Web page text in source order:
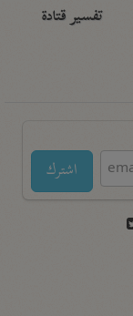
تفسير قتادة
اشترك